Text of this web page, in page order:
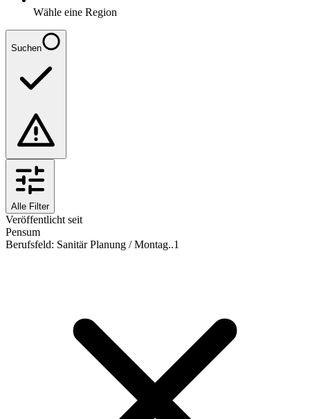
Wähle eine Region
Suchen
Alle Filter
Veröffentlicht seit
Pensum
Berufsfeld: Sanitär Planung / Montag..1